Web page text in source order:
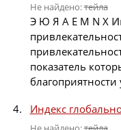
Не найдено:тейла
Э Ю Я A E M N X
показатель
благоприятности
Индекс